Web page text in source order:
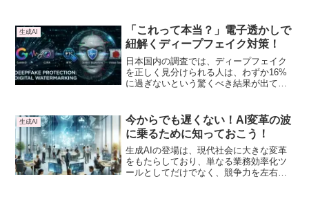
動画生成や音声生成も対応しており、進
化が止まりません。インストール不要、
日本語対応で無料で使えるSeaArt AIを使
ってみました。
生成AI
「これって本当？」電子透かしで
紐解くディープフェイク対策！
日本国内の調査では、ディープフェイク
を正しく見分けられる人は、わずか16%
に過ぎないという驚くべき結果が出てい
を証明しようとしているのでしょうか。
その切り札となるのが「電子透かし」で
す。
生成AI
今からでも遅くない！AI変革の波
に乗るために知っておこう！
生成AIの登場は、現代社会に大きな変革
をもたらしており、単なる業務効率化ツ
ールとしてだけでなく、競争力を左右す